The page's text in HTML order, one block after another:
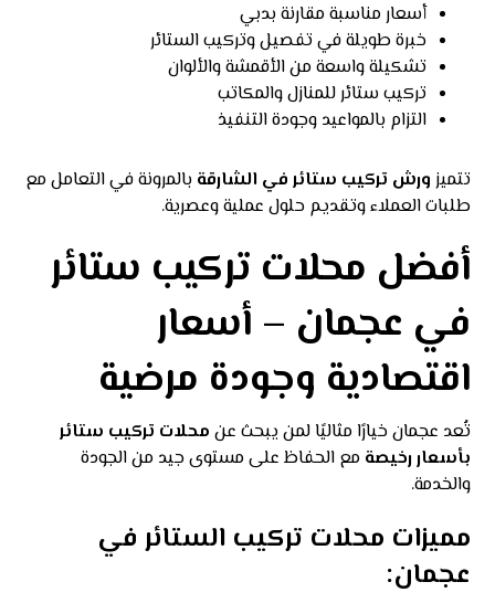
أسعار مناسبة مقارنة بدبي
خبرة طويلة في تفصيل وتركيب الستائر
تشكيلة واسعة من الأقمشة والألوان
تركيب ستائر للمنازل والمكاتب
التزام بالمواعيد وجودة التنفيذ
تتميز ورش تركيب ستائر في الشارقة بالمرونة في التعامل مع
طلبات العملاء وتقديم حلول عملية وعصرية.
أفضل محلات تركيب ستائر
في عجمان – أسعار
اقتصادية وجودة مرضية
تُعد عجمان خيارًا مثاليًا لمن يبحث عن محلات تركيب ستائر
بأسعار رخيصة مع الحفاظ على مستوى جيد من الجودة
والخدمة.
مميزات محلات تركيب الستائر في
عجمان: